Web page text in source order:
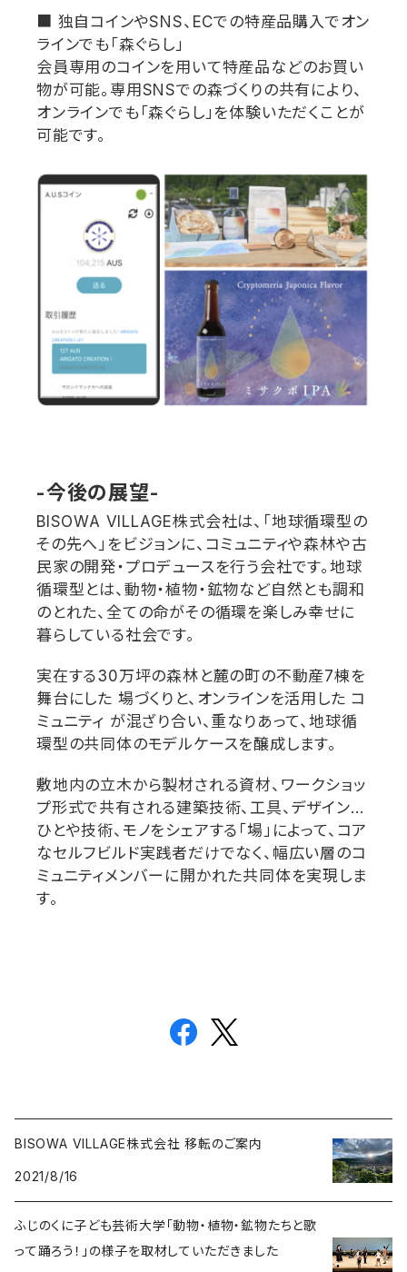
独自コインやSNS、 ECでの特産品購入でオン
ラインでも「森ぐらし」
会員専用のコインを用いて特産品などのお買い
物が可能。専用SNSでの森づくりの共有により、
オンラインでも「森ぐらし」を体験いただくことが
可能です。
-今後の展望-
BISOWA VILLAGE株式会社は、「地球循環型の
その先へ」をビジョンに、コミュニティや森林や古
民家の開発・プロデュースを行う会社です。地球
循環型とは、動物・植物・鉱物など自然とも調和
のとれた、全ての命がその循環を楽しみ幸せに
暮らしている社会です。
実在する30万坪の森林と麓の町の不動産7棟を
舞台にした 場づくりと、オンラインを活用した コ
ミュニティ が混ざり合い、重なりあって、地球循
環型の共同体のモデルケースを醸成します。
敷地内の立木から製材される資材、ワークショッ
プ形式で共有される建築技術、工具、デザイン…
ひとや技術、モノをシェアする「場」によって、コア
なセルフビルド実践者だけでなく、幅広い層のコ
ミュニティメンバーに開かれた共同体を実現しま
す。
BISOWA VILLAGE株式会社 移転のご案内
2021/8/16
ふじのくに子ども芸術大学「動物・植物・鉱物たちと歌
って踊ろう！」の様子を取材していただきました